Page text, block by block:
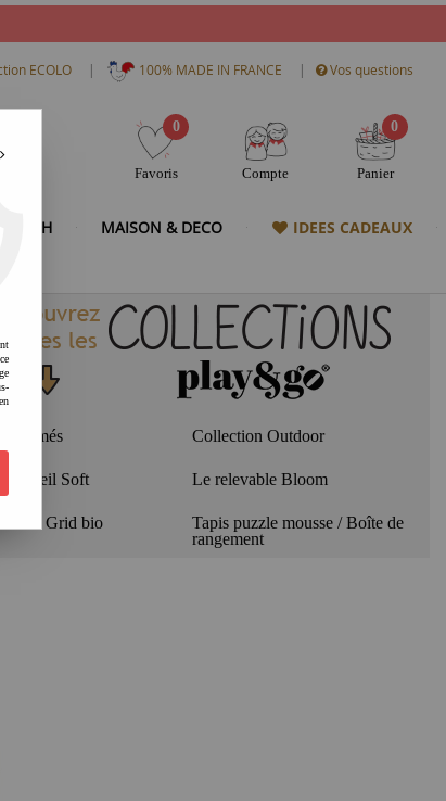
ECOLO | 100% MADE IN FRANCE | Vos questions
0
Favoris Compte
0
Panier
TECH MAISON & DECO IDEES CADEAUX
imprimés Collection Outdoor
d'éveil Soft Le relevable Bloom
Grid bio
Tapis puzzle mousse / Boîte de
rangement